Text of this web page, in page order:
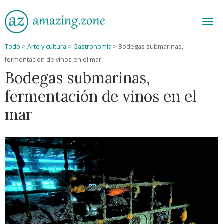
Todo > Arte y cultura > Gastronomía > Bodegas submarinas,
fermentación de vinos en el mar
Bodegas submarinas,
fermentación de vinos en el
mar